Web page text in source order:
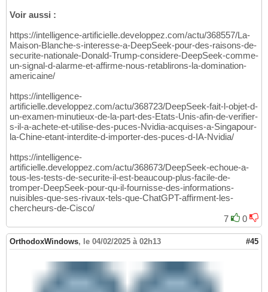
Voir aussi :
https://intelligence-artificielle.developpez.com/actu/368557/La-
Maison-Blanche-s-interesse-a-DeepSeek-pour-des-raisons-de-
securite-nationale-Donald-Trump-considere-DeepSeek-comme-
un-signal-d-alarme-et-affirme-nous-retablirons-la-domination-
americaine/
https://intelligence-
artificielle.developpez.com/actu/368723/DeepSeek-fait-l-objet-d-
un-examen-minutieux-de-la-part-des-Etats-Unis-afin-de-verifier-
s-il-a-achete-et-utilise-des-puces-Nvidia-acquises-a-Singapour-
la-Chine-etant-interdite-d-importer-des-puces-d-IA-Nvidia/
https://intelligence-
artificielle.developpez.com/actu/368673/DeepSeek-echoue-a-
tous-les-tests-de-securite-il-est-beaucoup-plus-facile-de-
tromper-DeepSeek-pour-qu-il-fournisse-des-informations-
nuisibles-que-ses-rivaux-tels-que-ChatGPT-affirment-les-
chercheurs-de-Cisco/
7
0
OrthodoxWindows, le 04/02/2025 à 02h13 #45